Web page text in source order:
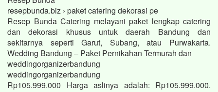
resepbunda.biz › paket catering dekorasi pe
Resep Bunda Catering melayani paket lengkap catering
dan dekorasi khusus untuk daerah Bandung dan
sekitarnya seperti Garut, Subang, atau Purwakarta.
Wedding Bandung – Paket Pernikahan Termurah dan
weddingorganizerbandung
weddingorganizerbandung
Rp105.999.000 Harga aslinya adalah: Rp105.999.000.